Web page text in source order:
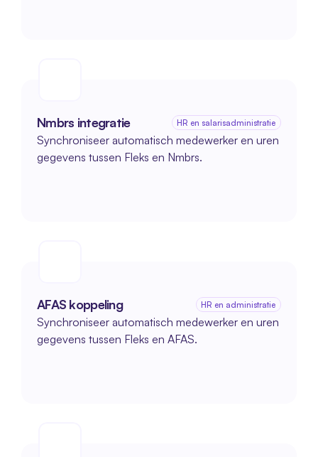
Nmbrs integratie HR en salarisadministratie
Synchroniseer automatisch medewerker en uren
gegevens tussen Fleks en Nmbrs.
AFAS koppeling HR en administratie
Synchroniseer automatisch medewerker en uren
gegevens tussen Fleks en AFAS.